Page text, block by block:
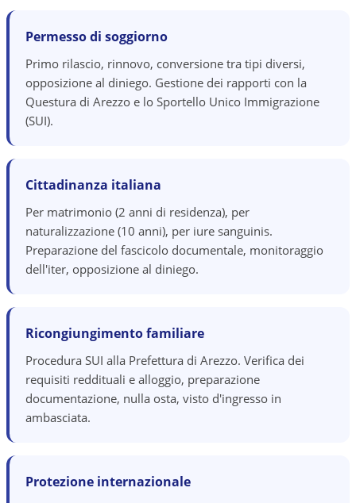
Permesso di soggiorno
Primo rilascio, rinnovo, conversione tra tipi diversi,
opposizione al diniego. Gestione dei rapporti con la
Questura di Arezzo e lo Sportello Unico Immigrazione
(SUI).
Cittadinanza italiana
Per matrimonio (2 anni di residenza), per
naturalizzazione (10 anni), per iure sanguinis.
Preparazione del fascicolo documentale, monitoraggio
dell'iter, opposizione al diniego.
Ricongiungimento familiare
Procedura SUI alla Prefettura di Arezzo. Verifica dei
requisiti reddituali e alloggio, preparazione
documentazione, nulla osta, visto d'ingresso in
ambasciata.
Protezione internazionale